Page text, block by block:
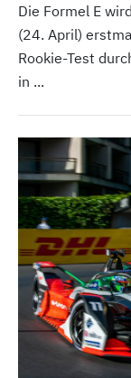
Die Formel E
(24. April)
Rookie-Test
in ...